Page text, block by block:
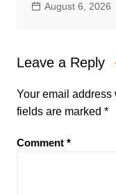
August 6, 2026
Leave a Reply
Your email
fields are marked *
Comment *